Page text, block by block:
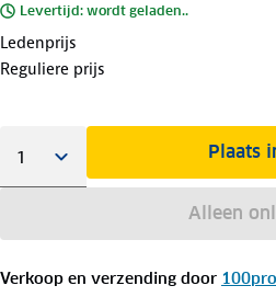
Levertijd: wordt geladen..
Ledenprijs
Reguliere prijs
Plaats
Alleen
Verkoop en verzending door